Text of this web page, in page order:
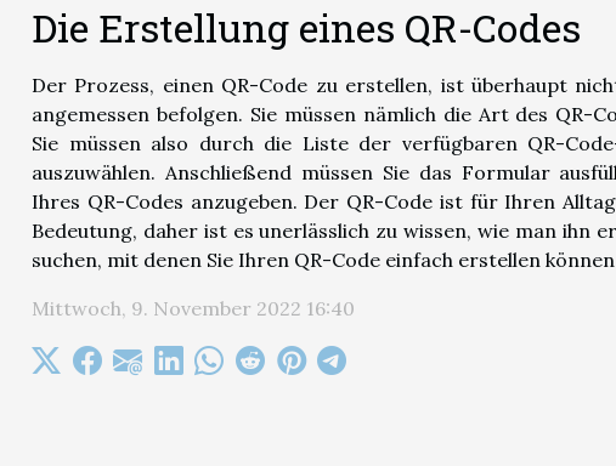
Die Erstellung eines QR-Codes
Der Prozess, einen QR-Code zu erstellen, ist überhaupt
angemessen befolgen. Sie müssen nämlich die Art des QR-
Sie müssen also durch die Liste der verfügbaren QR-
auszuwählen. Anschließend müssen Sie das Formular
Ihres QR-Codes anzugeben. Der QR-Code ist für Ihren
Bedeutung, daher ist es unerlässlich zu wissen, wie man ihn
suchen, mit denen Sie Ihren QR-Code einfach erstellen
Mittwoch, 9. November 2022 16:40